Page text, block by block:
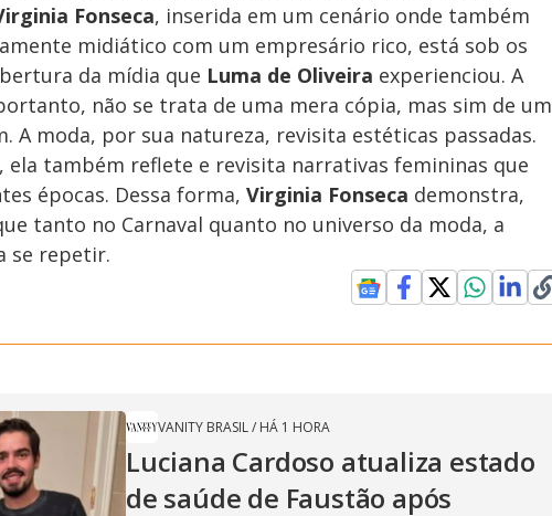
Fonseca, inserida em um cenário onde também
midiático com um empresário rico, está sob os
da mídia que Luma de Oliveira experienciou. A
não se trata de uma mera cópia, mas sim de um
A moda, por sua natureza, revisita estéticas passadas.
também reflete e revisita narrativas femininas que
épocas. Dessa forma, Virginia Fonseca demonstra,
tanto no Carnaval quanto no universo da moda, a
se repetir.
VANITY BRASIL/ HÁ 1 HORA
Luciana Cardoso atualiza estado
de saúde de Faustão após